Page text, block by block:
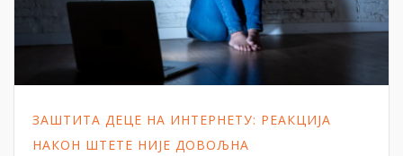
ЗАШТИТА ДЕЦЕ НА ИНТЕРНЕТУ: РЕАКЦИЈА
НАКОН ШТЕТЕ НИЈЕ ДОВОЉНА